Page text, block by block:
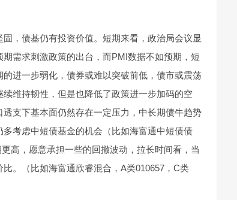
，债基仍有投资价值。短期来看，政治局会议显
需求刺激政策的出台，而PMI数据不如预期，短
进一步弱化，债券或难以突破前低，债市或震荡
维持韧性，但是也降低了政策进一步加码的空
支下基本面仍然存在一定压力，中长期债牛趋势
考虑中短债基金的机会（比如海富通中短债债
高，愿意承担一些的回撤波动，拉长时间看，当
。（比如海富通欣睿混合，A类010657，C类